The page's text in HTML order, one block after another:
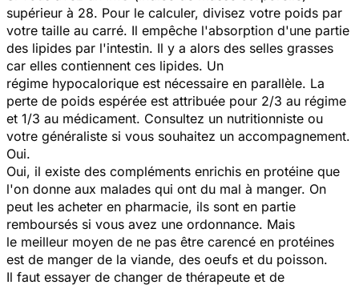
supérieur à 28. Pour le calculer, divisez votre poids par
votre taille au carré. Il empêche l'absorption d'une partie
des lipides par l'intestin. Il y a alors des selles grasses
car elles contiennent ces lipides. Un
régime hypocalorique est nécessaire en parallèle. La
perte de poids espérée est attribuée pour 2/3 au régime
et 1/3 au médicament. Consultez un nutritionniste ou
votre généraliste si vous souhaitez un accompagnement.
Oui.
Oui, il existe des compléments enrichis en protéine que
l'on donne aux malades qui ont du mal à manger. On
peut les acheter en pharmacie, ils sont en partie
remboursés si vous avez une ordonnance. Mais
le meilleur moyen de ne pas être carencé en protéines
est de manger de la viande, des oeufs et du poisson.
Il faut essayer de changer de thérapeute et de